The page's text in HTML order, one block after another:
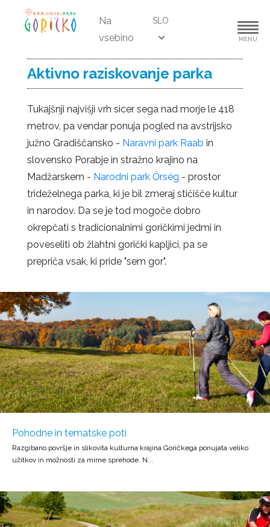
Na
vsebino
SLO
MENU
Aktivno raziskovanje parka
Tukajšnji najvišji vrh sicer sega nad morje le 418
metrov, pa vendar ponuja pogled na avstrijsko
južno Gradiščansko - Naravni park Raab in
slovensko Porabje in stražno krajino na
Madžarskem - Narodni park Őrség - prostor
trideželnega parka, ki je bil zmeraj stičišče kultur
in narodov. Da se je tod mogoče dobro
okrepčati s tradicionalnimi goričkimi jedmi in
poveseliti ob žlahtni gorički kapljici, pa se
prepriča vsak, ki pride "sem gor".
Pohodne in tematske poti
Razgibano površje in slikovita kulturna krajina Goričkega ponujata veliko
užitkov in možnosti za mirne sprehode. N...